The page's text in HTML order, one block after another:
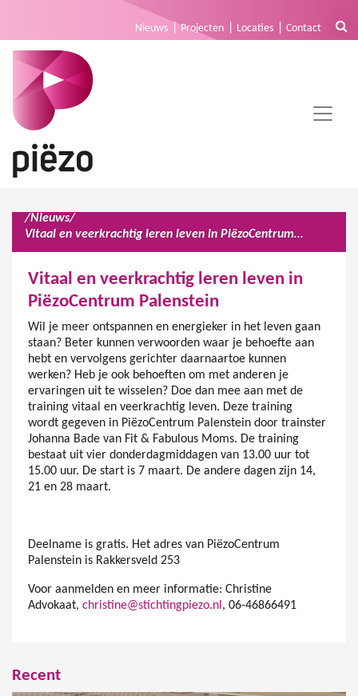
Nieuws Projecten Locaties Contact
/Nieuws/
Vitaal en veerkrachtig leren leven in PiëzoCentrum Palenstein
Vitaal en veerkrachtig leren leven in
PiëzoCentrum Palenstein
Wil je meer ontspannen en energieker in het leven gaan
staan? Beter kunnen verwoorden waar je behoefte aan
hebt en vervolgens gerichter daarnaartoe kunnen
werken? Heb je ook behoeften om met anderen je
ervaringen uit te wisselen? Doe dan mee aan met de
training vitaal en veerkrachtig leven. Deze training
wordt gegeven in PiëzoCentrum Palenstein door trainster
Johanna Bade van Fit & Fabulous Moms. De training
bestaat uit vier donderdagmiddagen van 13.00 uur tot
15.00 uur. De start is 7 maart. De andere dagen zijn 14,
21 en 28 maart.
Deelname is gratis. Het adres van PiëzoCentrum
Palenstein is Rakkersveld 253
Voor aanmelden en meer informatie: Christine
Advokaat, christine@stichtingpiezo.nl , 06-46866491
Recent